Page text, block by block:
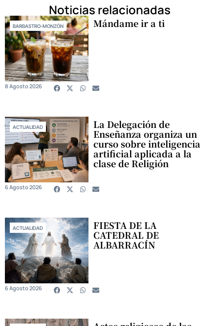
Noticias relacionadas
BARBASTRO-MONZÓN Mándame ir a ti
8 Agosto 2026
ACTUALIDAD La Delegación de
Enseñanza organiza un
curso sobre inteligencia
artificial aplicada a la
clase de Religión
6 Agosto 2026
ACTUALIDAD FIESTA DE LA
CATEDRAL DE
ALBARRACÍN
6 Agosto 2026